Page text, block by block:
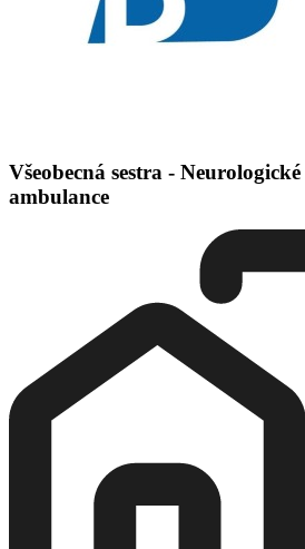
Všeobecná sestra -
ambulance